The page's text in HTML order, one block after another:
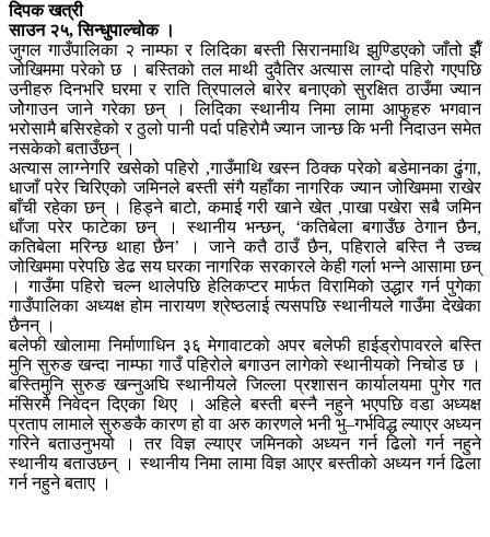
दिपक खत्री
साउन २५, सिन्धुपाल्चोक ।
जुगल गाउँपालिका २ नाम्फा र लिदिका बस्ती सिरानमाथि झुण्डिएको जाँतो झैँ
जोखिममा परेको छ । बस्तिको तल माथी दुवैतिर अत्यास लाग्दो पहिरो गएपछि
उनीहरु दिनभरि घरमा र राति त्रिपालले बारेर बनाएको सुरक्षित ठाउँमा ज्यान
जोेगाउन जाने गरेका छन् । लिदिका स्थानीय निमा लामा आफुहरु भगवान
भरोसामै बसिरहेको र ठुलो पानी पर्दा पहिरोमै ज्यान जान्छ कि भनी निदाउन समेत
नसकेको बताउँछन् ।
अत्यास लाग्नेगरि खसेको पहिरो ,गाउँमाथि खस्न ठिक्क परेको बडेमानका ढुंगा,
धाजाँ परेर चिरिएको जमिनले बस्ती संगै यहाँका नागरिक ज्यान जोखिममा राखेर
बाँची रहेका छन् । हिड्ने बाटो, कमाई गरी खाने खेत ,पाखा पखेरा सबै जमिन
धाँजा परेर फाटेका छन् । स्थानीय भन्छन्, ‘कतिबेला बगाउँछ ठेगान छैन,
कतिबेला मरिन्छ थाहा छैन’ । जाने कतै ठाउँ छैन, पहिराले बस्ति नै उच्च
जोखिममा परेपछि डेढ सय घरका नागरिक सरकारले केही गर्ला भन्ने आसामा छन्
। गाउँमा पहिरो चल्न थालेपछि हेलिकप्टर मार्फत विरामिको उद्धार गर्न पुगेका
गाउँपालिका अध्यक्ष होम नारायण श्रेष्ठलाई त्यसपछि स्थानीयले गाउँमा देखेका
छैनन् ।
बलेफी खोलामा निर्माणाधिन ३६ मेगावाटको अपर बलेफी हाईड्रोपावरले बस्ति
मुनि सुरुङ खन्दा नाम्फा गाउँ पहिरोले बगाउन लागेको स्थानीयको निचोड छ ।
बस्तिमुनि सुरुङ खन्नुअघि स्थानीयले जिल्ला प्रशासन कार्यालयमा पुगेर गत
मंसिरमै निवेदन दिएका थिए । अहिले बस्ती बस्नै नहुने भएपछि वडा अध्यक्ष
प्रताप लामाले सुरुङकै कारण हो वा अरु कारणले भनी भु–गर्भविद्ध ल्याएर अध्यन
गरिने बताउनुभयो । तर विज्ञ ल्याएर जमिनको अध्यन गर्न ढिलो गर्न नहुने
स्थानीय बताउछन् । स्थानीय निमा लामा विज्ञ आएर बस्तीको अध्यन गर्न ढिला
गर्न नहुने बताए ।